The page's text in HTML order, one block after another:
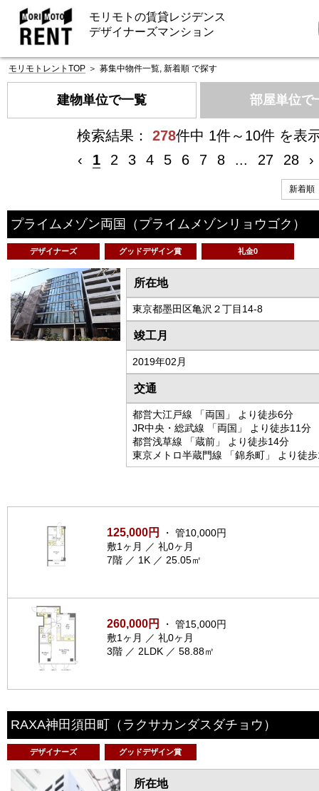
モリモトの賃貸レジデンス
デザイナーズマンション
モリモトレントTOP ＞ 募集中物件一覧, 新着順 で探す
建物単位で一覧 部屋単位で
検索結果： 278件中 1件～10件 を表
‹
1 2 3 4 5 6 7 8 ... 27 28 ›
プライムメゾン両国 （プライムメゾンリョウゴク）
デザイナーズ グッドデザイン賞 礼金0
所在地
東京都墨田区亀沢２丁目14-8
竣工月
2019年02月
交通
都営大江戸線 「両国」 より徒歩6分
JR中央・総武線 「両国」 より徒歩11分
都営浅草線 「蔵前」 より徒歩14分
東京メトロ半蔵門線 「錦糸町」 より徒
125,000円
・ 管10,000円
敷1ヶ月 ／ 礼0ヶ月
7階 ／ 1K ／ 25.05㎡
260,000円
・ 管15,000円
敷1ヶ月 ／ 礼0ヶ月
3階 ／ 2LDK ／ 58.88㎡
RAXA神田須田町 （ラクサカンダスダチョウ）
デザイナーズ グッドデザイン賞
所在地